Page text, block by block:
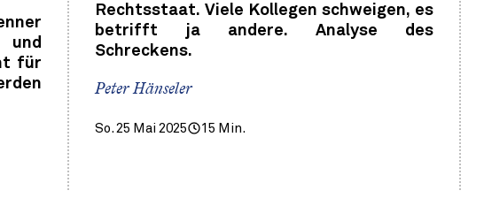
für
Rechtsstaat. Viele Kollegen schweigen, es
betrifft ja andere. Analyse des
Schreckens.
Peter Hänseler
So. 25 Mai 2025 15 Min.